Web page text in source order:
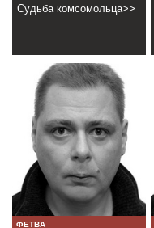
Судьба комсомольца>>
ФЕТВА